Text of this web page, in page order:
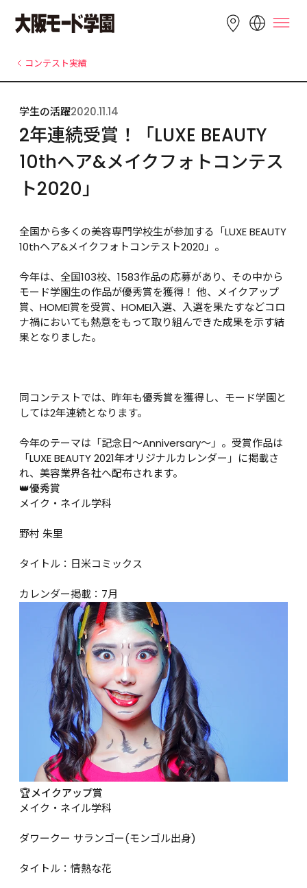
English 简体中文 繁體中文
한국어 Tiếng Việt
Indonesia
コンテスト実績
学生の活躍2020.11.14
2年連続受賞！「LUXE BEAUTY
10thヘア&メイクフォトコンテス
ト2020」
全国から多くの美容専門学校生が参加する「LUXE BEAUTY
10thヘア&メイクフォトコンテスト2020」。
今年は、全国103校、1583作品の応募があり、その中から
モード学園生の作品が優秀賞を獲得！ 他、メイクアップ
賞、HOMEI賞を受賞、HOMEI入選、入選を果たすなどコロ
ナ禍においても熱意をもって取り組んできた成果を示す結
果となりました。
同コンテストでは、昨年も優秀賞を獲得し、モード学園と
しては2年連続となります。
今年のテーマは「記念日～Anniversary～」。受賞作品は
「LUXE BEAUTY 2021年オリジナルカレンダー」に掲載さ
れ、美容業界各社へ配布されます。
👑優秀賞
メイク・ネイル学科
野村 朱里
タイトル：日米コミックス
カレンダー掲載：7月
🏆メイクアップ賞
メイク・ネイル学科
ダワークー サランゴー(モンゴル出身)
タイトル：情熱な花